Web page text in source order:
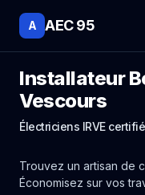
A AEC 95
Installateur
Vescours
Électriciens IRVE
Trouvez un artisan de
Économisez sur vos